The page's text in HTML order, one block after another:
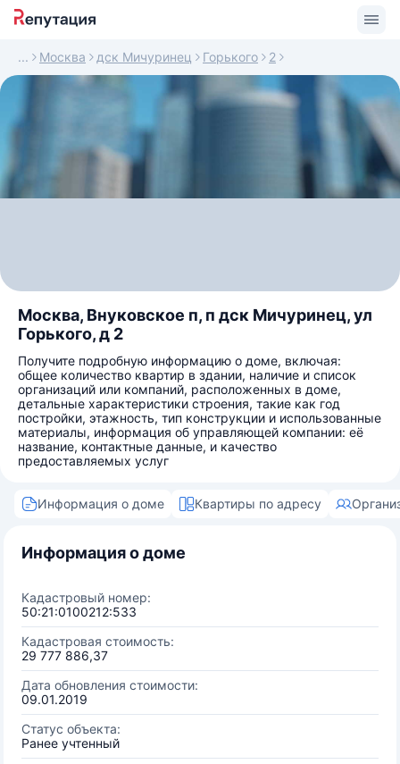
Москва дск Мичуринец Горького 2
Москва, Внуковское п, п дск Мичуринец, ул
Горького, д 2
Получите подробную информацию о доме, включая:
общее количество квартир в здании, наличие и список
организаций или компаний, расположенных в доме,
детальные характеристики строения, такие как год
постройки, этажность, тип конструкции и использованные
материалы, информация об управляющей компании: её
название, контактные данные, и качество
предоставляемых услуг
Информация о доме Квартиры по адресу
Информация о доме
Кадастровый номер:
50:21:0100212:533
Кадастровая стоимость:
29 777 886,37
Дата обновления стоимости:
09.01.2019
Статус объекта:
Ранее учтенный